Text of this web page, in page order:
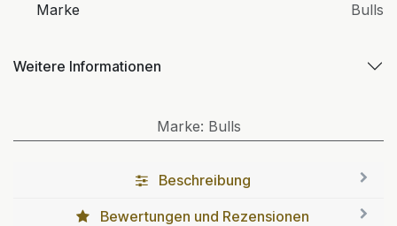
Marke Bulls
Weitere Informationen
Marke: Bulls
Beschreibung
Bewertungen und Rezensionen